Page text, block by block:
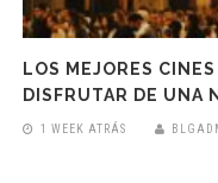
LOS MEJORES
DISFRUTAR DE UNA
1 WEEK ATRÁS